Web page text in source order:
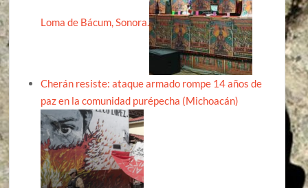
Loma de Bácum, Sonora.
Cherán resiste: ataque armado rompe 14 años de
paz en la comunidad purépecha (Michoacán)